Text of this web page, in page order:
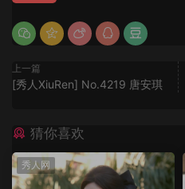
上一篇
[秀人XiuRen] No.4219 唐安琪
猜你喜欢
秀人网